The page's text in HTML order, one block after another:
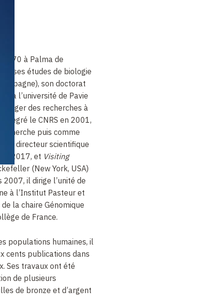
1970 à Palma de
ses études de biologie
son doctorat
à l’université de Pavie
des recherches à
le CNRS en 2001,
puis comme
directeur scientifique
2017, et Visiting
(New York, USA)
2007, il dirige l’unité de
à l’Institut Pasteur et
la chaire Génomique
de France.
populations humaines, il
cents publications dans
Ses travaux ont été
de plusieurs
de bronze et d’argent